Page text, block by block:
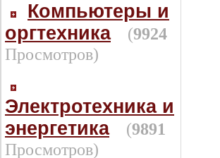
Компьютеры и
оргтехника
(9924
Просмотров)
Электротехника и
энергетика
(9891
Просмотров)